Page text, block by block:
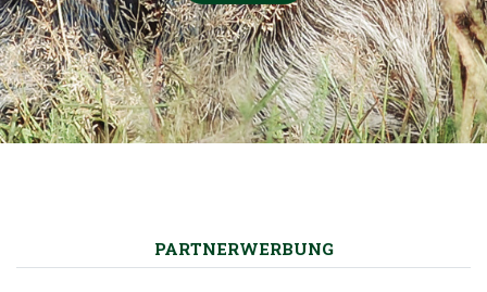
PARTNERWERBUNG